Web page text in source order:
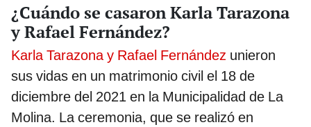
¿Cuándo se casaron Karla Tarazona
y Rafael Fernández?
Karla Tarazona y Rafael Fernández unieron
sus vidas en un matrimonio civil el 18 de
diciembre del 2021 en la Municipalidad de La
Molina. La ceremonia, que se realizó en